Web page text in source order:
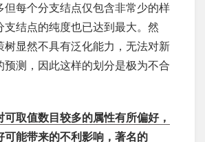
但每个分支结点仅包含非常少的样
支结点的纯度也已达到最大。然
树显然不具有泛化能力，无法对新
预测，因此这样的划分是极为不合
取值数目较多的属性有所偏好，
可能带来的不利影响，著名的